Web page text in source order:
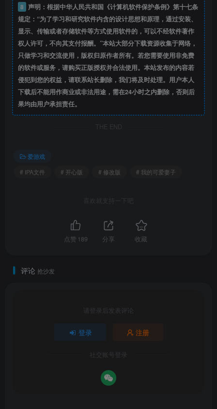
8 声明：根据中华人民共和国《计算机软件保护条例》第十七条
规定：“为了学习和研究软件内含的设计思想和原理，通过安装、
显示、传输或者存储软件等方式使用软件的，可以不经软件著作
权人许可，不向其支付报酬。”本站大部分下载资源收集于网络，
只做学习和交流使用，版权归原作者所有。若您需要使用非免费
的软件或服务，请购买正版授权并合法使用。本站发布的内容若
侵犯到您的权益，请联系站长删除，我们将及时处理。用户本人
下载后不能用作商业或非法用途，需在24小时之内删除，否则后
果均由用户承担责任。
THE END
爱游戏
# IPA文件
# 开心版 # 修改版 # 我的可爱妻子
喜欢就支持一下吧
点赞 189 分享 收藏
评论 抢沙发
请登录后发表评论
登录 注册
社交账号登录